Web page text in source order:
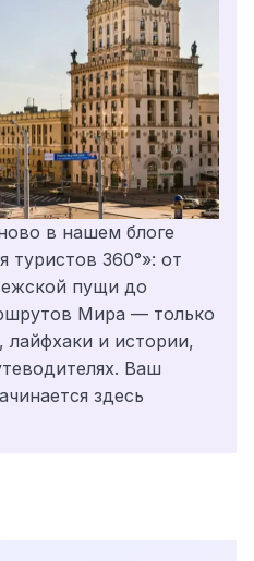
в нашем блоге
туристов 360°»: от
пущи до
Мира — только
и истории,
Ваш
здесь